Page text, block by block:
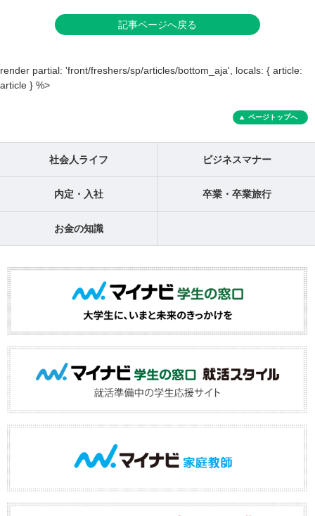
記事ページへ戻る
render partial: 'front/freshers/sp/articles/bottom_aja', locals: { article:
article } %>
ページトップへ
社会人ライフ ビジネスマナー
内定・入社 卒業・卒業旅行
お金の知識